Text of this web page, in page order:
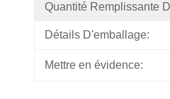
Quantité Remplissante
Détails D'emballage:
Mettre en évidence: